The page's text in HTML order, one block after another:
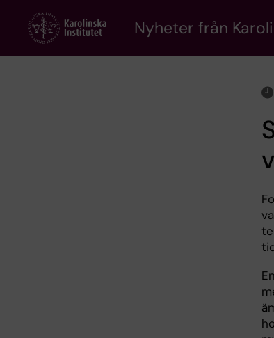
content
Nyheter från